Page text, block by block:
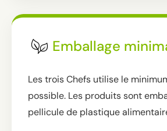
Emballage
Les trois Chefs utilise le
possible. Les produits sont
pellicule de plastique